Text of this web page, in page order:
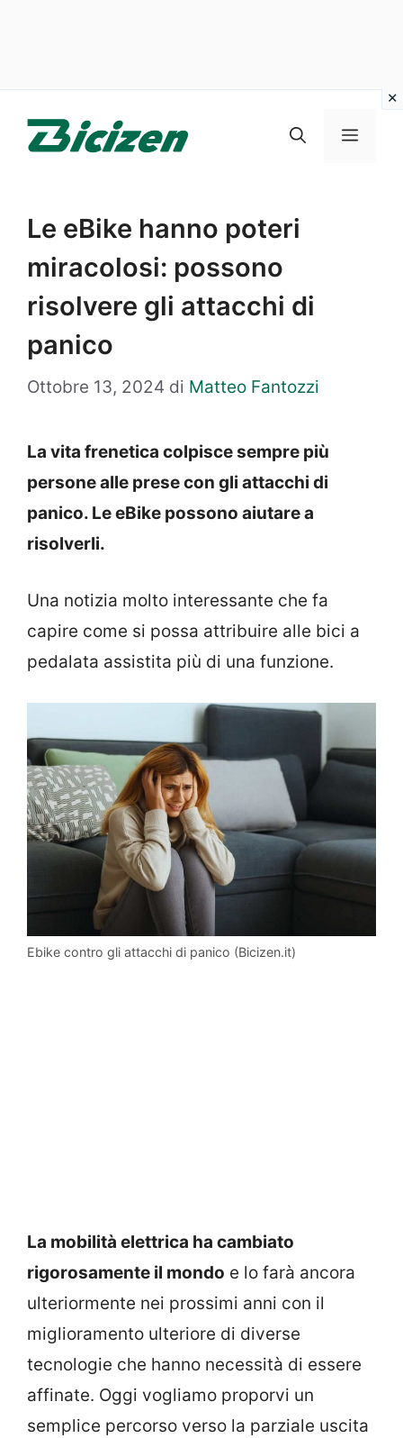
Menu
Le eBike hanno poteri
miracolosi: possono
risolvere gli attacchi di
panico
Ottobre 13, 2024 di Matteo Fantozzi
La vita frenetica colpisce sempre più
persone alle prese con gli attacchi di
panico. Le eBike possono aiutare a
risolverli.
Una notizia molto interessante che fa
capire come si possa attribuire alle bici a
pedalata assistita più di una funzione.
Ebike contro gli attacchi di panico (Bicizen.it)
La mobilità elettrica ha cambiato
rigorosamente il mondo e lo farà ancora
ulteriormente nei prossimi anni con il
miglioramento ulteriore di diverse
tecnologie che hanno necessità di essere
affinate. Oggi vogliamo proporvi un
semplice percorso verso la parziale uscita